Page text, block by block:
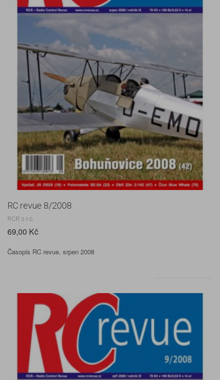
RC revue 8/2008
RCR s.r.o.
69,00 Kč
Časopis RC revue, srpen 2008